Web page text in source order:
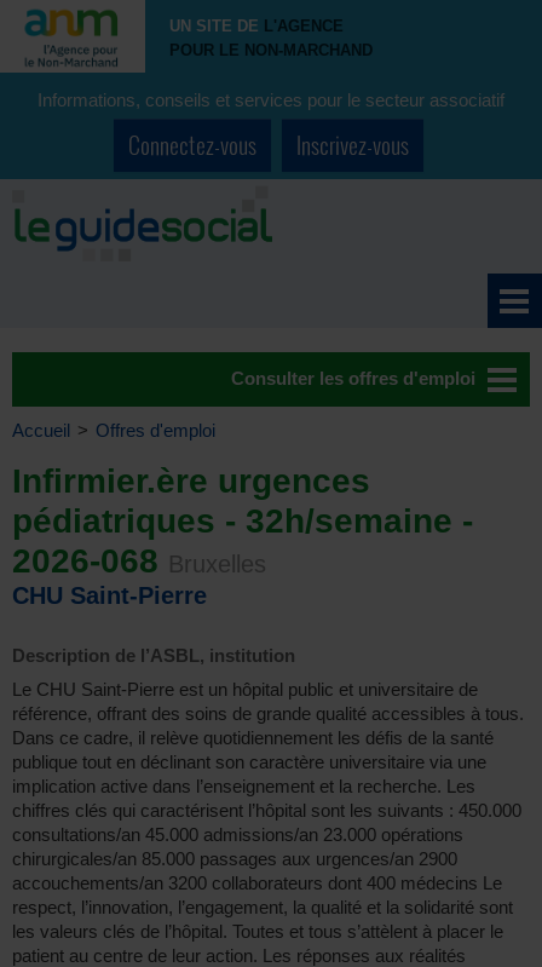
UN SITE DE L'AGENCE
POUR LE NON-MARCHAND
Informations, conseils et services pour le secteur associatif
Connectez-vous Inscrivez-vous
Consulter les offres d'emploi
Accueil > Offres d'emploi
Infirmier.ère urgences
pédiatriques - 32h/semaine -
2026-068 Bruxelles
CHU Saint-Pierre
Description de l’ASBL, institution
Le CHU Saint-Pierre est un hôpital public et universitaire de
référence, offrant des soins de grande qualité accessibles à tous.
Dans ce cadre, il relève quotidiennement les défis de la santé
publique tout en déclinant son caractère universitaire via une
implication active dans l’enseignement et la recherche. Les
chiffres clés qui caractérisent l’hôpital sont les suivants : 450.000
consultations/an 45.000 admissions/an 23.000 opérations
chirurgicales/an 85.000 passages aux urgences/an 2900
accouchements/an 3200 collaborateurs dont 400 médecins Le
respect, l’innovation, l’engagement, la qualité et la solidarité sont
les valeurs clés de l’hôpital. Toutes et tous s’attèlent à placer le
patient au centre de leur action. Les réponses aux réalités